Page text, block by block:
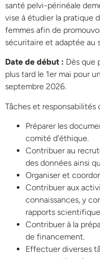
santé pelvi-périnéale
vise à étudier la pratique
femmes afin de
sécuritaire et adaptée au
Date de début : Dès que
plus tard le 1er mai pour
septembre 2026.
Tâches et responsabilités
Préparer les
comité d’éthique.
Contribuer au
des données ainsi
Organiser et
Contribuer aux
connaissances, y
rapports
Contribuer à la
de financement.
Effectuer diverses